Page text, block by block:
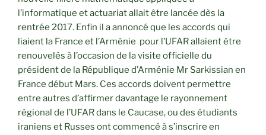
l’informatique et actuariat allait être lancée dès la
rentrée 2017. Enfin il a annoncé que les accords qui
liaient la France et l’Arménie pour l’UFAR allaient être
renouvelés à l’occasion de la visite officielle du
président de la République d’Arménie Mr Sarkissian en
France début Mars. Ces accords doivent permettre
entre autres d’affirmer davantage le rayonnement
régional de l’UFAR dans le Caucase, ou des étudiants
iraniens et Russes ont commencé à s’inscrire en